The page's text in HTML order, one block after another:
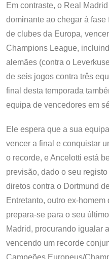
Em contraste, o Real
dominante ao chegar à
de clubes da Europa,
Champions League,
alemães (contra o
de seis jogos contra três
final desta temporada
equipa de vencedores em
Ele espera que a sua
vencer a final e conquistar
o recorde, e Ancelotti está
previsão, dado o seu
diretos contra o Dortmund
Entretanto, outro ex-homem
prepara-se para o seu
Madrid, procurando igualar
vencendo um recorde
Campeões Europeus/